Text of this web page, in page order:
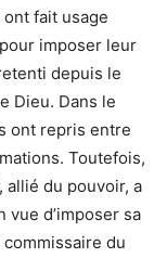
fait usage
imposer leur
depuis le
Dieu. Dans le
ont repris entre
Toutefois,
allié du pouvoir, a
d’imposer sa
du